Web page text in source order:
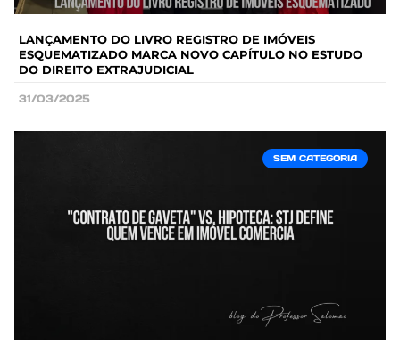
LANÇAMENTO DO LIVRO REGISTRO DE IMÓVEIS
ESQUEMATIZADO MARCA NOVO CAPÍTULO NO ESTUDO
DO DIREITO EXTRAJUDICIAL
31/03/2025
SEM CATEGORIA